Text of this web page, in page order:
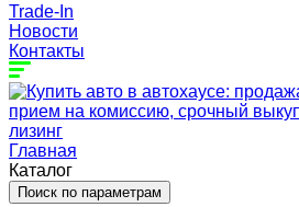
Trade-In
Новости
Контакты
Главная
Каталог
Поиск по параметрам